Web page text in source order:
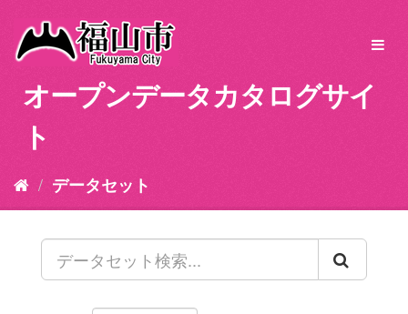
オープンデータカタログサイ
ト
データセット